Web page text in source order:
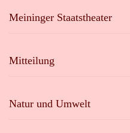
Meininger Staatstheater
Mitteilung
Natur und Umwelt